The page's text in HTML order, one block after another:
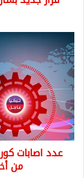
عدد
اصابات
كورونا
الجديدة
في
تركيا
..
احصائيات
و
عدد اصابات
من